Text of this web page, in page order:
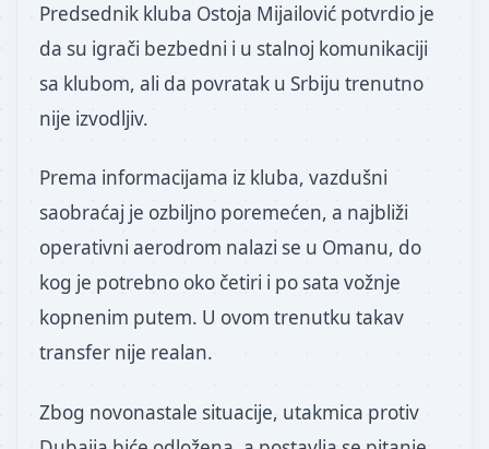
Predsednik kluba Ostoja Mijailović potvrdio je
da su igrači bezbedni i u stalnoj komunikaciji
sa klubom, ali da povratak u Srbiju trenutno
nije izvodljiv.
Prema informacijama iz kluba, vazdušni
saobraćaj je ozbiljno poremećen, a najbliži
operativni aerodrom nalazi se u Omanu, do
kog je potrebno oko četiri i po sata vožnje
kopnenim putem. U ovom trenutku takav
transfer nije realan.
Zbog novonastale situacije, utakmica protiv